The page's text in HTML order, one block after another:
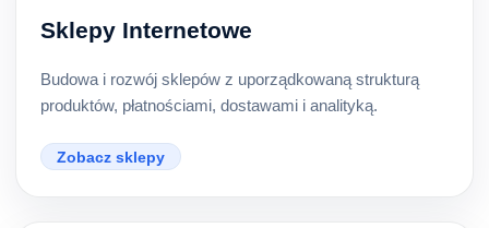
Sklepy Internetowe
Budowa i rozwój sklepów z uporządkowaną strukturą
produktów, płatnościami, dostawami i analityką.
Zobacz sklepy